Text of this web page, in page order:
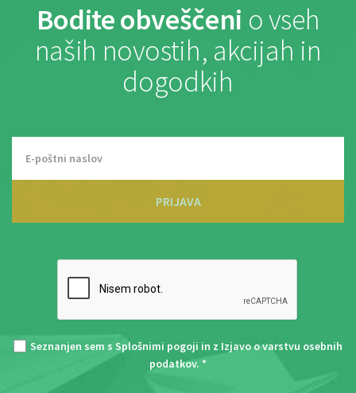
Bodite obveščeni o vseh
naših novostih, akcijah in
dogodkih
PRIJAVA
Seznanjen sem s Splošnimi pogoji in z Izjavo o varstvu osebnih
podatkov. *